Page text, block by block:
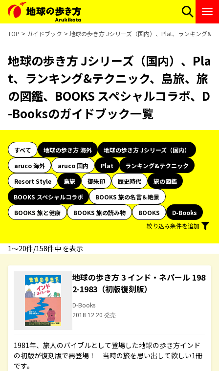
TOP ガイドブック 地球の歩き方 Jシリーズ（国内）、Plat、ランキング&
地球の歩き方 Jシリーズ（国内）、Pla
t、ランキング&テクニック、島旅、旅
の図鑑、BOOKS スペシャルコラボ、D
-Booksのガイドブック一覧
すべて 地球の歩き方 海外
地球の歩き方 Jシリーズ（国内）
aruco 海外
aruco 国内 Plat
ランキング&テクニック
Resort Style
島旅 御朱印 歴史時代
旅の図鑑
BOOKS スペシャルコラボ
BOOKS 旅の名言＆絶景
BOOKS 旅と健康
BOOKS 旅の読み物 BOOKS
D-Books
絞り込み条件を追加
1〜20件/158件中 を表示
地球の歩き方 3 インド・ネパール 198
2-1983（初版復刻版）
D-Books
2018.12.20 発売
1981年、旅人のバイブルとして登場した地球の歩き方インド
の初版が復刻版で再登場！ 当時の旅を思い出して欲しい1冊
です。